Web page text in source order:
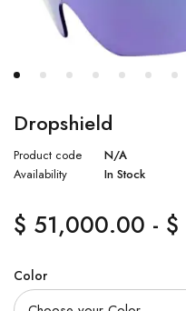
Dropshield
Product code
N/A
Availability
In Stock
$ 51,000.00 - $
Color